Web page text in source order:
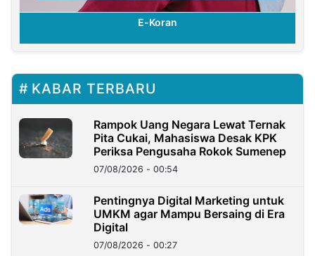
E-Koran
KABAR TERBARU
Rampok Uang Negara Lewat Ternak
Pita Cukai, Mahasiswa Desak KPK
Periksa Pengusaha Rokok Sumenep
07/08/2026 - 00:54
Pentingnya Digital Marketing untuk
UMKM agar Mampu Bersaing di Era
Digital
07/08/2026 - 00:27